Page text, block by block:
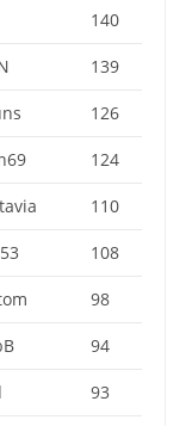
140
139
126
124
110
108
98
94
93